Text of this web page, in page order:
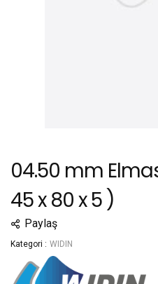
04.50 mm
45 x 80 x 5 )
Paylaş
Kategori : WIDIN